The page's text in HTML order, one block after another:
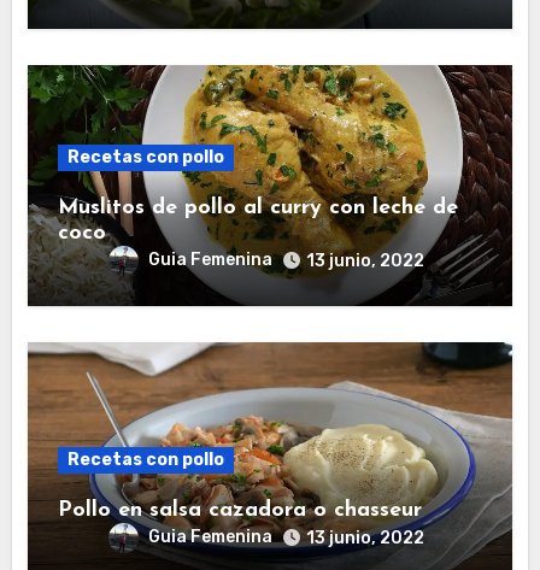
Recetas con pollo
Muslitos de pollo al curry con leche de
coco
Guia Femenina 13 junio, 2022
Recetas con pollo
Pollo en salsa cazadora o chasseur
Guia Femenina 13 junio, 2022